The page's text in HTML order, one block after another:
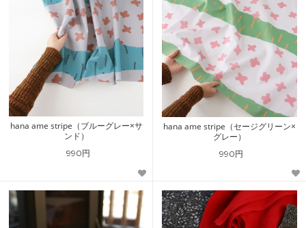
hana ame stripe（ブルーグレー×サ
ンド）
990円
hana ame stripe（セージグリーン×
グレー）
990円